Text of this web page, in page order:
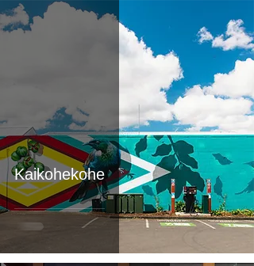
Kaikohekohe